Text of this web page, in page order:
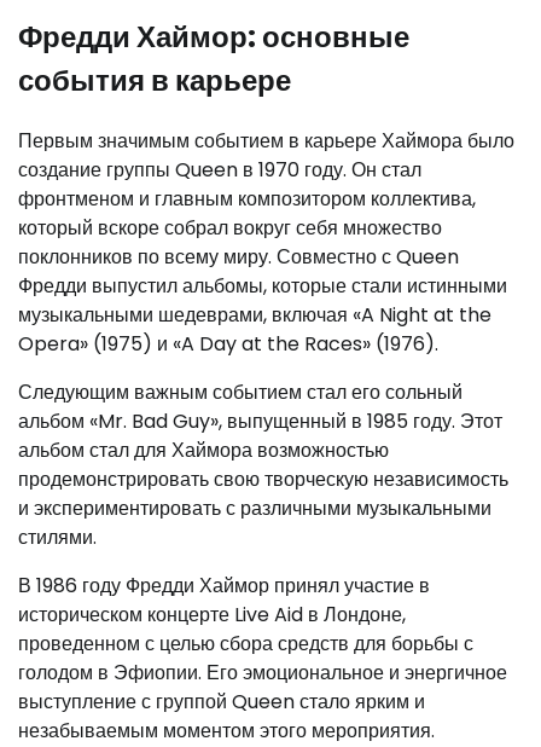
Фредди Хаймор: основные
события в карьере
Первым значимым событием в карьере Хаймора было
создание группы Queen в 1970 году. Он стал
фронтменом и главным композитором коллектива,
который вскоре собрал вокруг себя множество
поклонников по всему миру. Совместно с Queen
Фредди выпустил альбомы, которые стали истинными
музыкальными шедеврами, включая «A Night at the
Opera» (1975) и «A Day at the Races» (1976).
Следующим важным событием стал его сольный
альбом «Mr. Bad Guy», выпущенный в 1985 году. Этот
альбом стал для Хаймора возможностью
продемонстрировать свою творческую независимость
и экспериментировать с различными музыкальными
стилями.
В 1986 году Фредди Хаймор принял участие в
историческом концерте Live Aid в Лондоне,
проведенном с целью сбора средств для борьбы с
голодом в Эфиопии. Его эмоциональное и энергичное
выступление с группой Queen стало ярким и
незабываемым моментом этого мероприятия.